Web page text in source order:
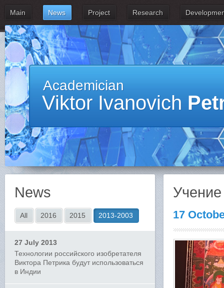
Main News Project Research
Academician
Viktor Ivanovich
News
All 2016 2015 2013-2003
27 July 2013
Технологии российского изобретателя
Виктора Петрика будут использоваться
в Индии
17